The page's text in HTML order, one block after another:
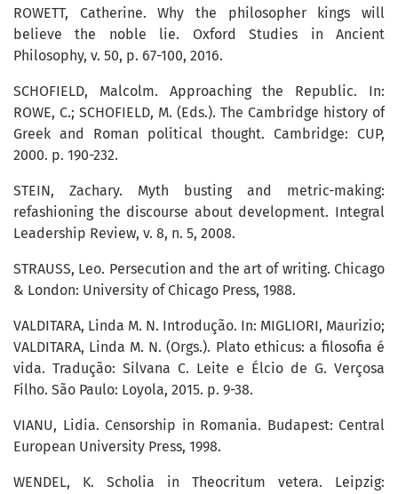
ROWETT, Catherine. Why the philosopher kings will
believe the noble lie. Oxford Studies in Ancient
Philosophy, v. 50, p. 67-100, 2016.
SCHOFIELD, Malcolm. Approaching the Republic. In:
ROWE, C.; SCHOFIELD, M. (Eds.). The Cambridge history of
Greek and Roman political thought. Cambridge: CUP,
2000. p. 190-232.
STEIN, Zachary. Myth busting and metric-making:
refashioning the discourse about development. Integral
Leadership Review, v. 8, n. 5, 2008.
STRAUSS, Leo. Persecution and the art of writing. Chicago
& London: University of Chicago Press, 1988.
VALDITARA, Linda M. N. Introdução. In: MIGLIORI, Maurizio;
VALDITARA, Linda M. N. (Orgs.). Plato ethicus: a filosofia é
vida. Tradução: Silvana C. Leite e Élcio de G. Verçosa
Filho. São Paulo: Loyola, 2015. p. 9-38.
VIANU, Lidia. Censorship in Romania. Budapest: Central
European University Press, 1998.
WENDEL, K. Scholia in Theocritum vetera. Leipzig: